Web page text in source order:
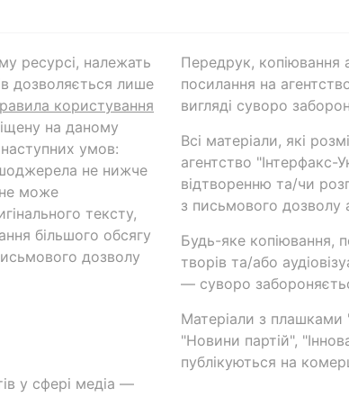
ресурсі, належать
дозволяється лише
користування
на даному
умов:
не нижче
може
тексту,
більшого обсягу
дозволу
у сфері медіа —
Передрук, копіювання
посилання на
вигляді суворо
Всі матеріали, які
агентство "Інтерфакс-
відтворенню та/чи
з письмового дозволу
Будь-яке копіювання,
творів та/або
— суворо
Матеріали з плашками
"Новини партій",
публікуються на